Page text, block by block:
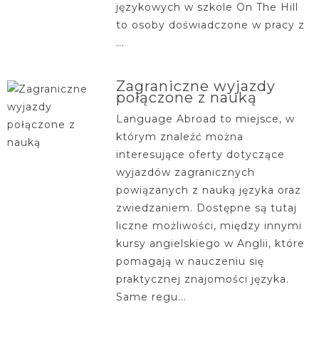
językowych w szkole On The Hill
to osoby doświadczone w pracy z
...
Zagraniczne wyjazdy
połączone z nauką
Language Abroad to miejsce, w
którym znaleźć można
interesujące oferty dotyczące
wyjazdów zagranicznych
powiązanych z nauką języka oraz
zwiedzaniem. Dostępne są tutaj
liczne możliwości, między innymi
kursy angielskiego w Anglii, które
pomagają w nauczeniu się
praktycznej znajomości języka.
Same regu...